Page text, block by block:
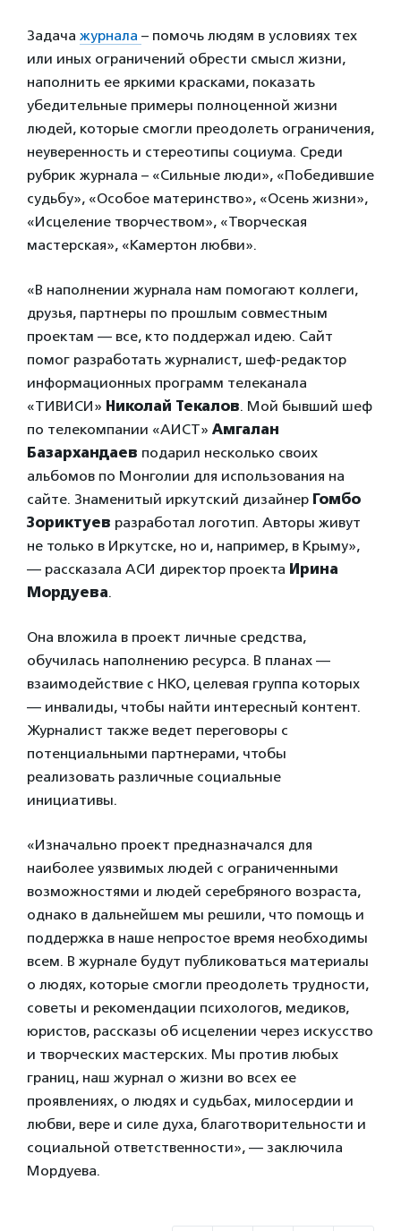
Задача журнала – помочь людям в условиях тех
или иных ограничений обрести смысл жизни,
наполнить ее яркими красками, показать
убедительные примеры полноценной жизни
людей, которые смогли преодолеть ограничения,
неуверенность и стереотипы социума. Среди
рубрик журнала – «Сильные люди», «Победившие
судьбу», «Особое материнство», «Осень жизни»,
«Исцеление творчеством», «Творческая
мастерская», «Камертон любви».
«В наполнении журнала нам помогают коллеги,
друзья, партнеры по прошлым совместным
проектам — все, кто поддержал идею. Сайт
помог разработать журналист, шеф-редактор
информационных программ телеканала
«ТИВИСИ» Николай Текалов. Мой бывший шеф
по телекомпании «АИСТ» Амгалан
Базархандаев подарил несколько своих
альбомов по Монголии для использования на
сайте. Знаменитый иркутский дизайнер Гомбо
Зориктуев разработал логотип. Авторы живут
не только в Иркутске, но и, например, в Крыму»,
— рассказала АСИ директор проекта Ирина
Мордуева.
Она вложила в проект личные средства,
обучилась наполнению ресурса. В планах —
взаимодействие с НКО, целевая группа которых
— инвалиды, чтобы найти интересный контент.
Журналист также ведет переговоры с
потенциальными партнерами, чтобы
реализовать различные социальные
инициативы.
«Изначально проект предназначался для
наиболее уязвимых людей с ограниченными
возможностями и людей серебряного возраста,
однако в дальнейшем мы решили, что помощь и
поддержка в наше непростое время необходимы
всем. В журнале будут публиковаться материалы
о людях, которые смогли преодолеть трудности,
советы и рекомендации психологов, медиков,
юристов, рассказы об исцелении через искусство
и творческих мастерских. Мы против любых
границ, наш журнал о жизни во всех ее
проявлениях, о людях и судьбах, милосердии и
любви, вере и силе духа, благотворительности и
социальной ответственности», — заключила
Мордуева.